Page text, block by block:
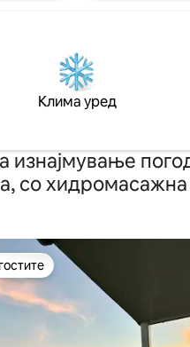
Клима уред
изнајмување
со
„Омилени на гостите“